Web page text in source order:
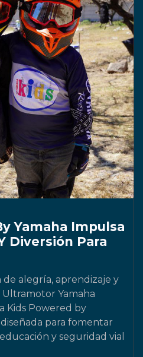
Yamaha Impulsa
Diversión Para
alegría, aprendizaje y
Ultramotor Yamaha
Kids Powered by
para fomentar
y seguridad vial